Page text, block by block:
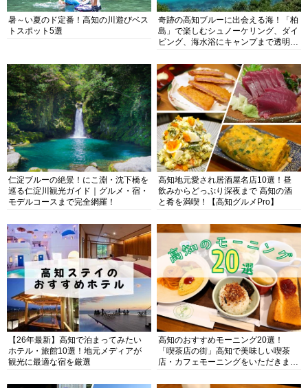
暑～い夏のド定番！高知の川遊びベス
トスポット5選
奇跡の高知ブルーに出会える海！「柏
島」で楽しむシュノーケリング、ダイ
ビング、海水浴にキャンプまで透明度
仁淀ブルーの絶景！にこ淵・沈下橋を
巡る仁淀川観光ガイド｜グルメ・宿・
モデルコースまで完全網羅！
高知地元愛され居酒屋名店10選！昼
飲みからどっぷり深夜まで 高知の酒
と肴を満喫！【高知グルメPro】
【26年最新】高知で泊まってみたい
ホテル・旅館10選！地元メディアが
観光に最適な宿を厳選
高知のおすすめモーニング20選！
「喫茶店の街」高知で美味しい喫茶
店・カフェモーニングをいただきま